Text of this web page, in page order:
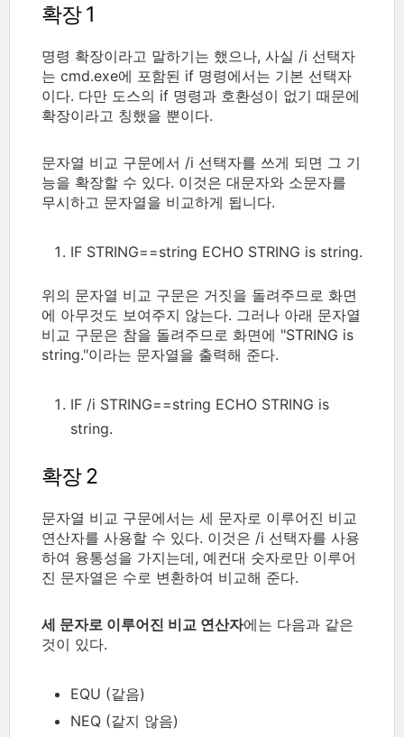
확장 1
명령 확장이라고 말하기는 했으나, 사실 /i 선택자
는 cmd.exe에 포함된 if 명령에서는 기본 선택자
이다. 다만 도스의 if 명령과 호환성이 없기 때문에
확장이라고 칭했을 뿐이다.
문자열 비교 구문에서 /i 선택자를 쓰게 되면 그 기
능을 확장할 수 있다. 이것은 대문자와 소문자를
무시하고 문자열을 비교하게 됩니다.
IF STRING==string ECHO STRING is string.
위의 문자열 비교 구문은 거짓을 돌려주므로 화면
에 아무것도 보여주지 않는다. 그러나 아래 문자열
비교 구문은 참을 돌려주므로 화면에 "STRING is
string."이라는 문자열을 출력해 준다.
IF /i STRING==string ECHO STRING is
string.
확장 2
문자열 비교 구문에서는 세 문자로 이루어진 비교
연산자를 사용할 수 있다. 이것은 /i 선택자를 사용
하여 융통성을 가지는데, 예컨대 숫자로만 이루어
진 문자열은 수로 변환하여 비교해 준다.
세 문자로 이루어진 비교 연산자에는 다음과 같은
것이 있다.
EQU (같음)
NEQ (같지 않음)